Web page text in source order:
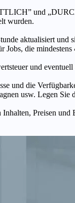
und
wurden.
aktualisiert
die
und
und die
usw. Legen Sie
Preisen